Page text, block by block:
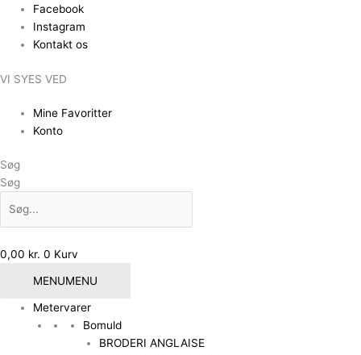
indholdet
Facebook
Instagram
Kontakt os
VI SYES VED
Mine Favoritter
Konto
Søg
Søg
0,00 kr. 0 Kurv
MENUMENU
Metervarer
Bomuld
BRODERI ANGLAISE